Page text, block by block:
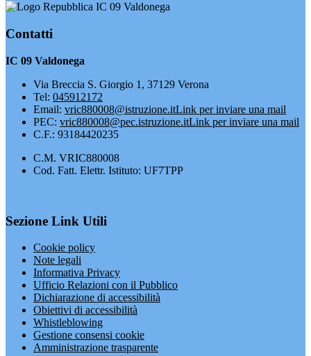
IC 09 Valdonega
Contatti
IC 09 Valdonega
Via Breccia S. Giorgio 1, 37129 Verona
Tel: 045912172
Email: vric880008@istruzione.itLink per inviare una mail
PEC: vric880008@pec.istruzione.itLink per inviare una mail
C.F.: 93184420235
C.M. VRIC880008
Cod. Fatt. Elettr. Istituto: UF7TPP
Sezione Link Utili
Cookie policy
Note legali
Informativa Privacy
Ufficio Relazioni con il Pubblico
Dichiarazione di accessibilità
Obiettivi di accessibilità
Whistleblowing
Gestione consensi cookie
Amministrazione trasparente